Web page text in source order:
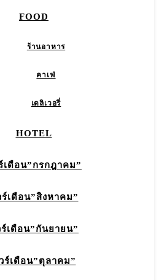
FOOD
ร้านอาหาร
คาเฟ่
เดลิเวอรี่
HOTEL
เดือน”กรกฎาคม”
เดือน”สิงหาคม”
เดือน”กันยายน”
ร์เดือน”ตุลาคม”